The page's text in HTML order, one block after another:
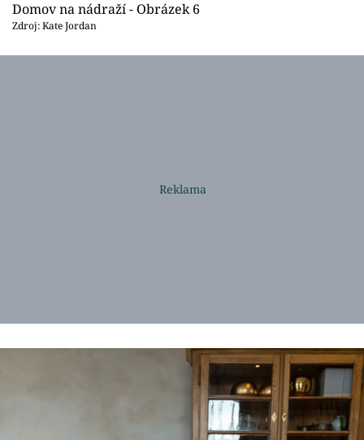
Domov na nádraží - Obrázek 6
Zdroj: Kate Jordan